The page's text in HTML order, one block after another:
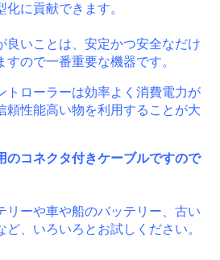
に貢献できます。
良いことは、安定かつ安全なだけ
ので一番重要な機器です。
トローラーは効率よく消費電力が
頼性能高い物を利用することが大
のコネクタ付きケーブルですので
リーや車や船のバッテリー、古い
、いろいろとお試しください。